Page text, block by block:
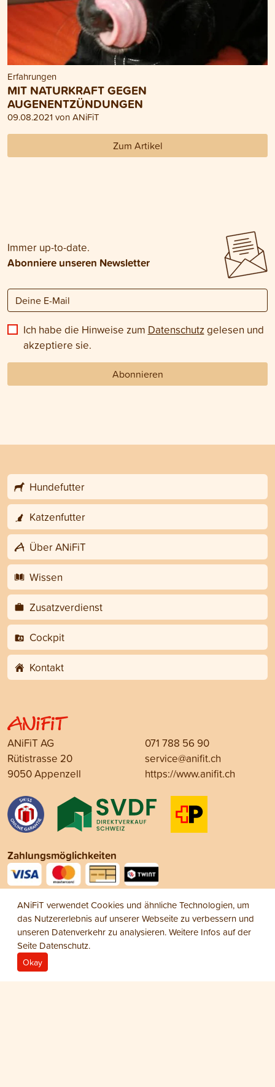
Erfahrungen
MIT NATURKRAFT GEGEN
AUGENENTZÜNDUNGEN
09.08.2021 von ANiFiT
Zum Artikel
Immer up-to-date.
Abonniere unseren Newsletter
Ich habe die Hinweise zum Datenschutz gelesen und
akzeptiere sie.
Abonnieren
Hundefutter
Katzenfutter
Über ANiFiT
Wissen
Zusatzverdienst
Cockpit
Kontakt
ANiFiT AG
Rütistrasse 20
9050 Appenzell
071 788 56 90
service@anifit.ch
https://www.anifit.ch
Zahlungsmöglichkeiten
Social Media
Impressum Datenschutz AGB © 2026 ANiFiT AG
ANiFiT verwendet Cookies und ähnliche Technologien, um
das Nutzererlebnis auf unserer Webseite zu verbessern und
unseren Datenverkehr zu analysieren. Weitere Infos auf der
Seite Datenschutz.
Okay